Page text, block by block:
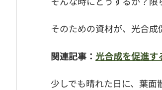
そのための資材が、光合成
関連記事： 光合成を促進す
少しでも晴れた日に、葉